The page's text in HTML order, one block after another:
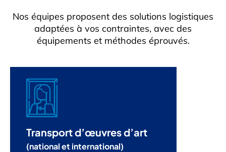
Nos équipes proposent des solutions logistiques
adaptées à vos contraintes, avec des
équipements et méthodes éprouvés.
Transport d’œuvres d’art
(national et international)